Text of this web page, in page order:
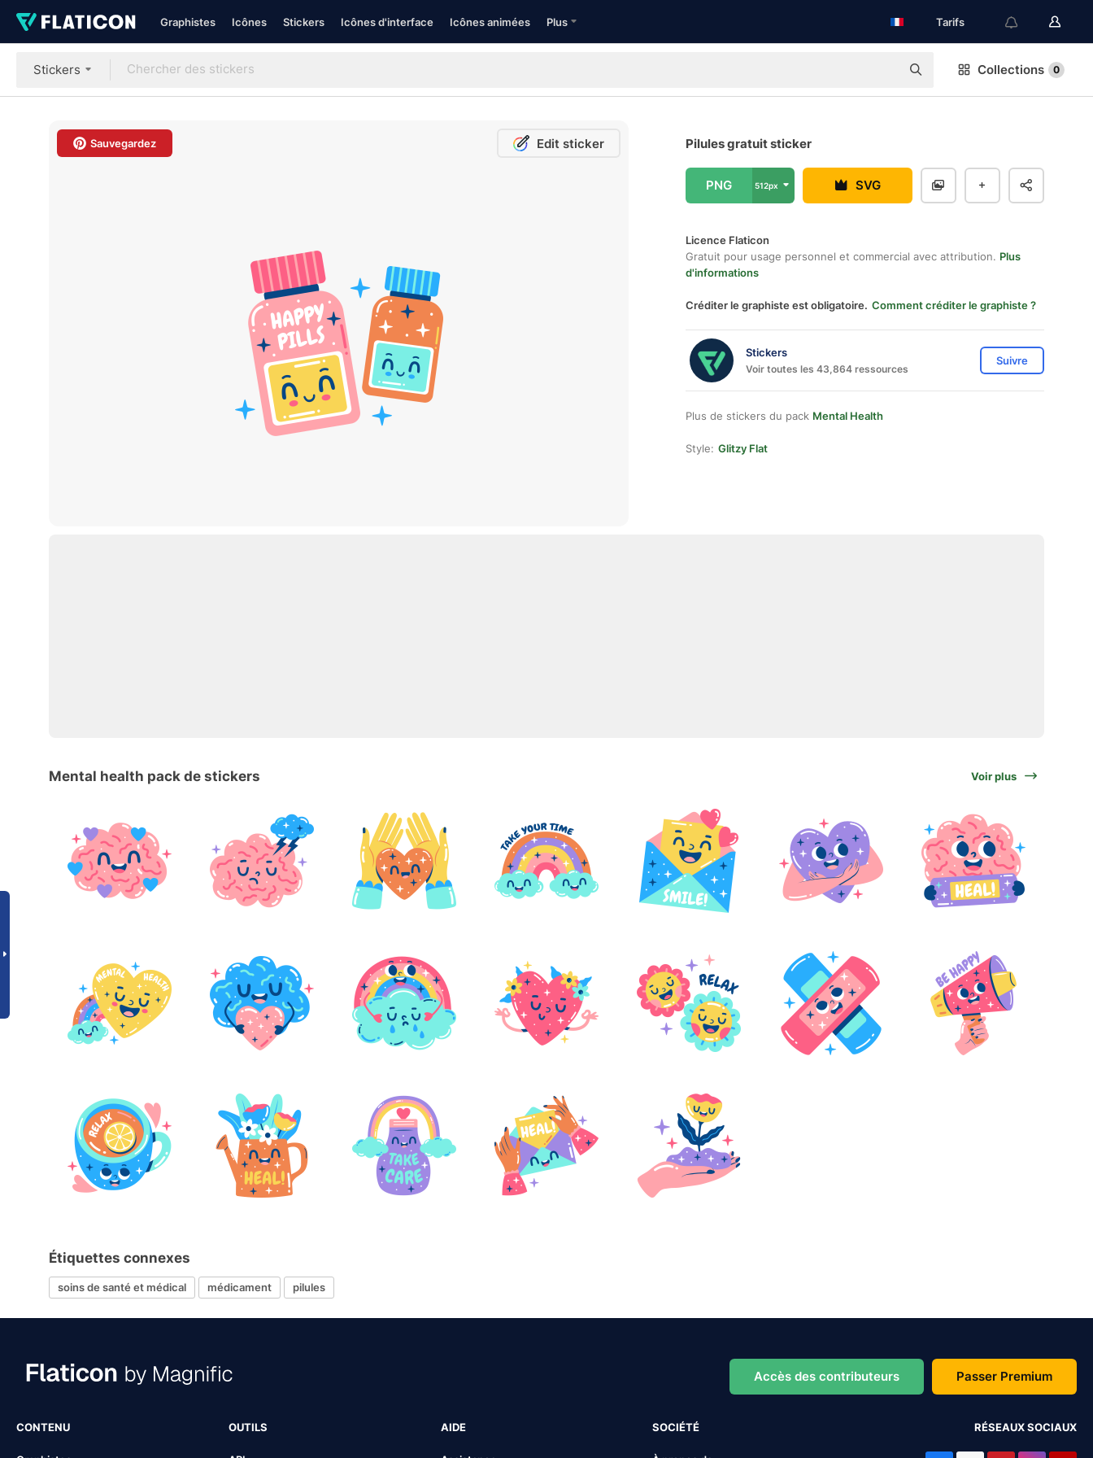
Graphistes Icônes Stickers Icônes d'interface Icônes animées Plus Tarifs
Stickers Collections 0
Sauvegardez Edit sticker Pilules gratuit sticker
PNG 512px SVG
Licence Flaticon
Gratuit pour usage personnel et commercial avec attribution. Plus
d'informations
Créditer le graphiste est obligatoire. Comment créditer le graphiste ?
Stickers
Voir toutes les 43,864 ressources
Suivre
Plus de stickers du pack Mental Health
Style: Glitzy Flat
Mental health pack de stickers Voir plus
Étiquettes connexes
soins de santé et médical médicament pilules
Accès des contributeurs Passer Premium
CONTENU OUTILS AIDE SOCIÉTÉ RÉSEAUX SOCIAUX